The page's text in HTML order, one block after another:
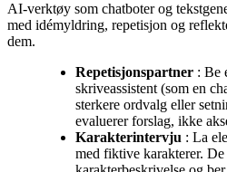
AI-verktøy som chatboter og
med idémyldring, repetisjon og
dem.
Repetisjonspartner : Be
skriveassistent (som en
sterkere ordvalg eller
evaluerer forslag, ikke
Karakterintervju : La
med fiktive karakterer.